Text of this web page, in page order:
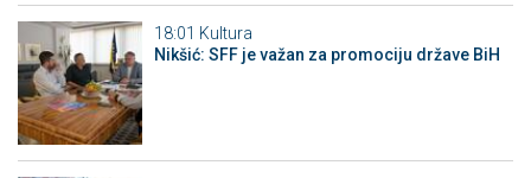
18:01 Kultura
Nikšić: SFF je važan za promociju države BiH